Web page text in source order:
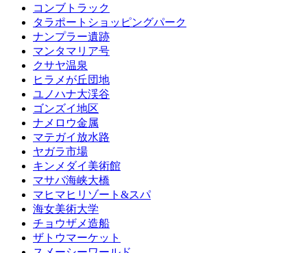
コンブトラック
タラポートショッピングパーク
ナンプラー遺跡
マンタマリア号
クサヤ温泉
ヒラメが丘団地
ユノハナ大渓谷
ゴンズイ地区
ナメロウ金属
マテガイ放水路
ヤガラ市場
キンメダイ美術館
マサバ海峡大橋
マヒマヒリゾート&スパ
海女美術大学
チョウザメ造船
ザトウマーケット